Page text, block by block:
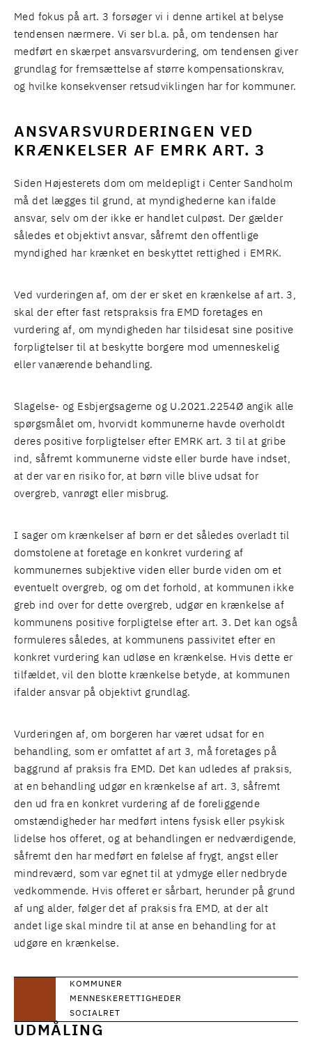
Med fokus på art. 3 forsøger vi i denne artikel at belyse
tendensen nærmere. Vi ser bl.a. på, om tendensen har
medført en skærpet ansvarsvurdering, om tendensen giver
grundlag for fremsættelse af større kompensationskrav,
og hvilke konsekvenser retsudviklingen har for kommuner.
ANSVARSVURDERINGEN VED
KRÆNKELSER AF EMRK ART. 3
Siden Højesterets dom om meldepligt i Center Sandholm
må det lægges til grund, at myndighederne kan ifalde
ansvar, selv om der ikke er handlet culpøst. Der gælder
således et objektivt ansvar, såfremt den offentlige
myndighed har krænket en beskyttet rettighed i EMRK.
Ved vurderingen af, om der er sket en krænkelse af art. 3,
skal der efter fast retspraksis fra EMD foretages en
vurdering af, om myndigheden har tilsidesat sine positive
forpligtelser til at beskytte borgere mod umenneskelig
eller vanærende behandling.
Slagelse- og Esbjergsagerne og U.2021.2254Ø angik alle
spørgsmålet om, hvorvidt kommunerne havde overholdt
deres positive forpligtelser efter EMRK art. 3 til at gribe
ind, såfremt kommunerne vidste eller burde have indset,
at der var en risiko for, at børn ville blive udsat for
overgreb, vanrøgt eller misbrug.
I sager om krænkelser af børn er det således overladt til
domstolene at foretage en konkret vurdering af
kommunernes subjektive viden eller burde viden om et
eventuelt overgreb, og om det forhold, at kommunen ikke
greb ind over for dette overgreb, udgør en krænkelse af
kommunens positive forpligtelse efter art. 3. Det kan også
formuleres således, at kommunens passivitet efter en
konkret vurdering kan udløse en krænkelse. Hvis dette er
tilfældet, vil den blotte krænkelse betyde, at kommunen
ifalder ansvar på objektivt grundlag.
Vurderingen af, om borgeren har været udsat for en
behandling, som er omfattet af art 3, må foretages på
baggrund af praksis fra EMD. Det kan udledes af praksis,
at en behandling udgør en krænkelse af art. 3, såfremt
den ud fra en konkret vurdering af de foreliggende
omstændigheder har medført intens fysisk eller psykisk
lidelse hos offeret, og at behandlingen er nedværdigende,
såfremt den har medført en følelse af frygt, angst eller
mindreværd, som var egnet til at ydmyge eller nedbryde
vedkommende. Hvis offeret er sårbart, herunder på grund
af ung alder, følger det af praksis fra EMD, at der alt
andet lige skal mindre til at anse en behandling for at
udgøre en krænkelse.
KOMMUNER
MENNESKERETTIGHEDER
SOCIALRET
UDMÅLING